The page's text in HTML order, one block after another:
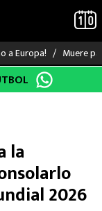
a Europa! Muere
la
2026